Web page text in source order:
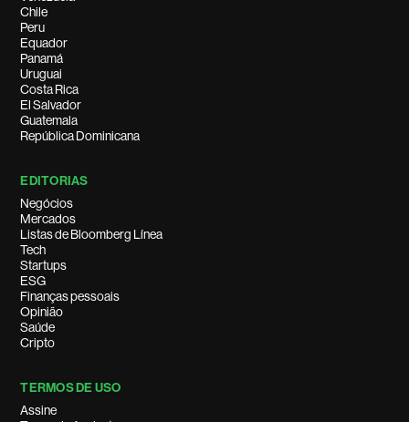
Chile
Peru
Equador
Panamá
Uruguai
Costa Rica
El Salvador
Guatemala
República Dominicana
EDITORIAS
Negócios
Mercados
Listas de Bloomberg Línea
Tech
Startups
ESG
Finanças pessoais
Opinião
Saúde
Cripto
TERMOS DE USO
Assine